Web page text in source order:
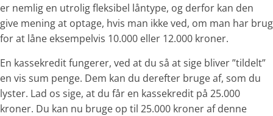
er nemlig en utrolig fleksibel låntype, og derfor kan den
give mening at optage, hvis man ikke ved, om man har brug
for at låne eksempelvis 10.000 eller 12.000 kroner.
En kassekredit fungerer, ved at du så at sige bliver ”tildelt”
en vis sum penge. Dem kan du derefter bruge af, som du
lyster. Lad os sige, at du får en kassekredit på 25.000
kroner. Du kan nu bruge op til 25.000 kroner af denne